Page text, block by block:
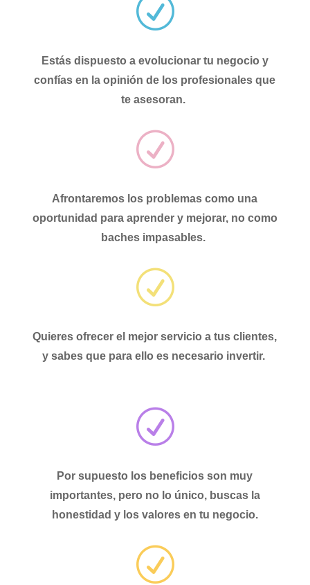
R
Estás dispuesto a evolucionar tu negocio y
confías en la opinión de los profesionales que
te asesoran.
R
Afrontaremos los problemas como una
oportunidad para aprender y mejorar, no como
baches impasables.
R
Quieresofrecer el mejor servicio a tus clientes,
y sabes que para ello es necesario invertir.
R
Por supuesto los beneficios son muy
importantes, pero no lo único, buscas la
honestidad y los valores en tu negocio.
R